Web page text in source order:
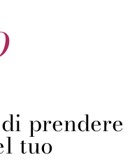
prendere
tuo